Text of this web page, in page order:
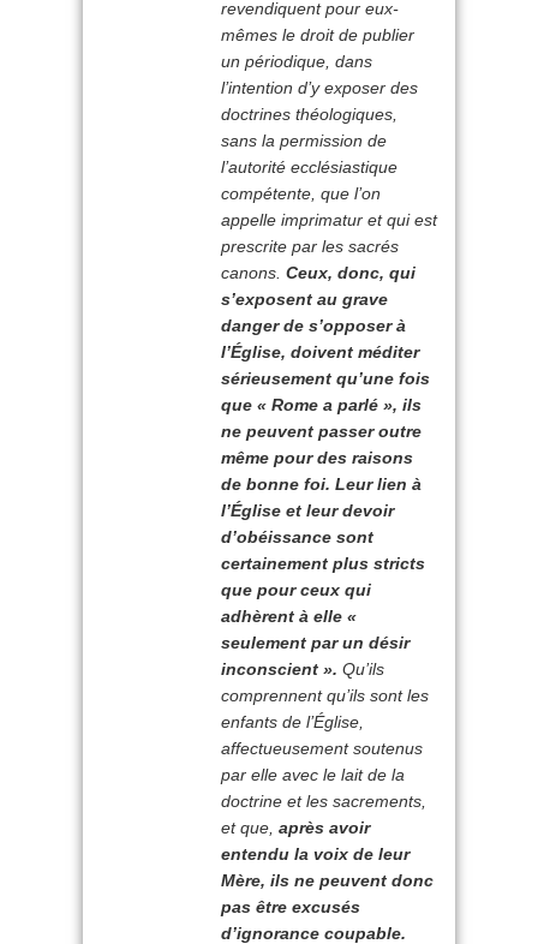
revendiquent pour eux-
mêmes le droit de publier
un périodique, dans
l’intention d’y exposer des
doctrines théologiques,
sans la permission de
l’autorité ecclésiastique
compétente, que l’on
appelle imprimatur et qui est
prescrite par les sacrés
canons. Ceux, donc, qui
s’exposent au grave
danger de s’opposer à
l’Église, doivent méditer
sérieusement qu’une fois
que « Rome a parlé », ils
ne peuvent passer outre
même pour des raisons
de bonne foi. Leur lien à
l’Église et leur devoir
d’obéissance sont
certainement plus stricts
que pour ceux qui
adhèrent à elle «
seulement par un désir
inconscient ». Qu’ils
comprennent qu’ils sont les
enfants de l’Église,
affectueusement soutenus
par elle avec le lait de la
doctrine et les sacrements,
et que, après avoir
entendu la voix de leur
Mère, ils ne peuvent donc
pas être excusés
d’ignorance coupable.